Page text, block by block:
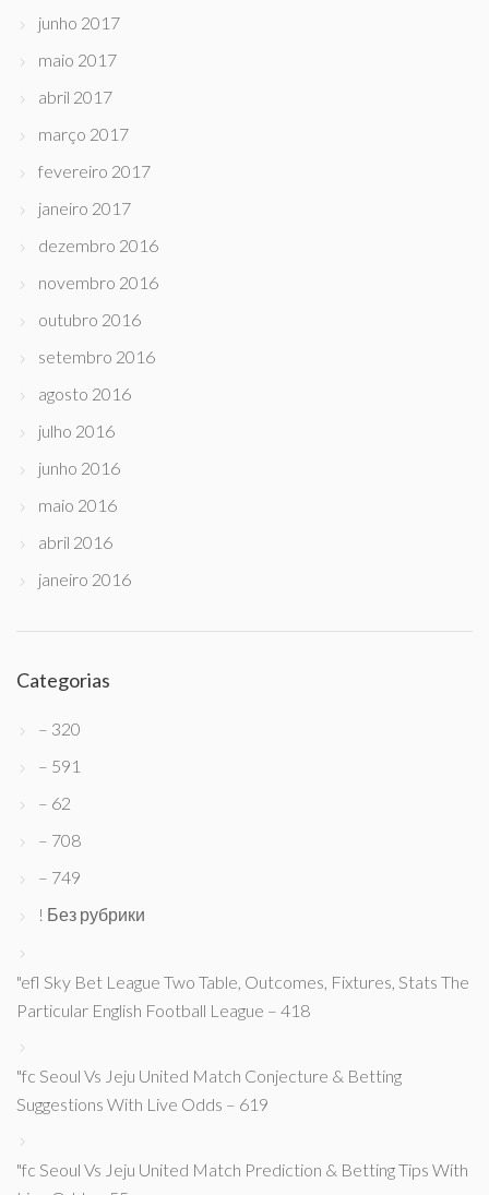
junho 2017
maio 2017
abril 2017
março 2017
fevereiro 2017
janeiro 2017
dezembro 2016
novembro 2016
outubro 2016
setembro 2016
agosto 2016
julho 2016
junho 2016
maio 2016
abril 2016
janeiro 2016
Categorias
– 320
– 591
– 62
– 708
– 749
! Без рубрики
"efl Sky Bet League Two Table, Outcomes, Fixtures, Stats The
Particular English Football League – 418
"fc Seoul Vs Jeju United Match Conjecture & Betting
Suggestions With Live Odds – 619
"fc Seoul Vs Jeju United Match Prediction & Betting Tips With